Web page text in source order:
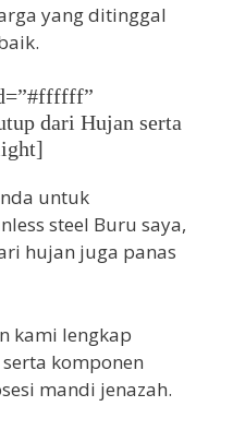
yang ditinggal
dari Hujan serta
untuk
steel Buru saya,
hujan juga panas
kami lengkap
komponen
mandi jenazah.